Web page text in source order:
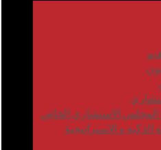
الاستشاري الخاص
و الاستراتيجية